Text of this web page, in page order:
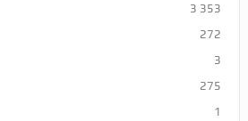
3 353
272
3
275
1